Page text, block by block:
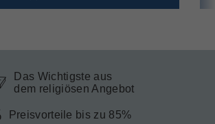
Das Wichtigste aus
dem religiösen Angebot
Preisvorteile bis zu 85%